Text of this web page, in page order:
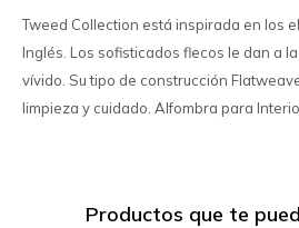
Tweed Collection está inspirada en los
Inglés. Los sofisticados flecos le dan a
vívido. Su tipo de construcción
limpieza y cuidado. Alfombra para
Productos que te